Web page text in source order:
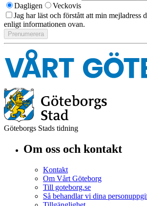
Dagligen
Veckovis
Jag har läst och förstått att min mejladress
enligt informationen ovan.
Göteborgs Stads tidning
Om oss och kontakt
Kontakt
Om Vårt Göteborg
Till goteborg.se
Så behandlar vi dina